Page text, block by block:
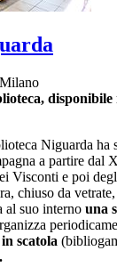
Niguarda ha
a partire dal
Visconti e poi
chiuso da
al suo interno una
scatola